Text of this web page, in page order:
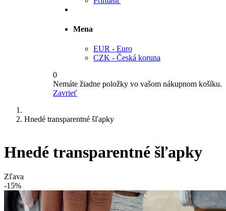
Mena
EUR - Euro
CZK - Česká koruna
0
Nemáte žiadne položky vo vašom nákupnom košíku.
Zavrieť
Hnedé transparentné šľapky
Hnedé transparentné šľapky
Zľava
-15%